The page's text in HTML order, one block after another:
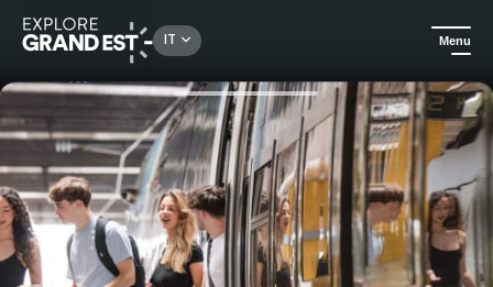
IT Menu
In città Weekend Group Pass per viaggi di gruppo nella regione del Grand Est